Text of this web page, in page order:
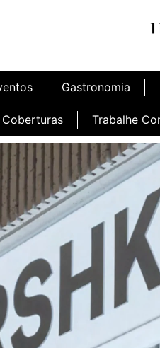
Gastronomia
Coberturas Trabalhe
Illa Café